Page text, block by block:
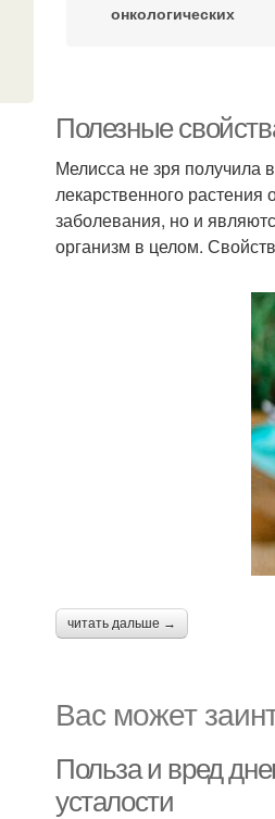
онкологических
Полезные
Мелисса не зря получила
лекарственного
заболевания, но и
организм в целом.
читать дальше →
Вас может
Польза и вред
усталости